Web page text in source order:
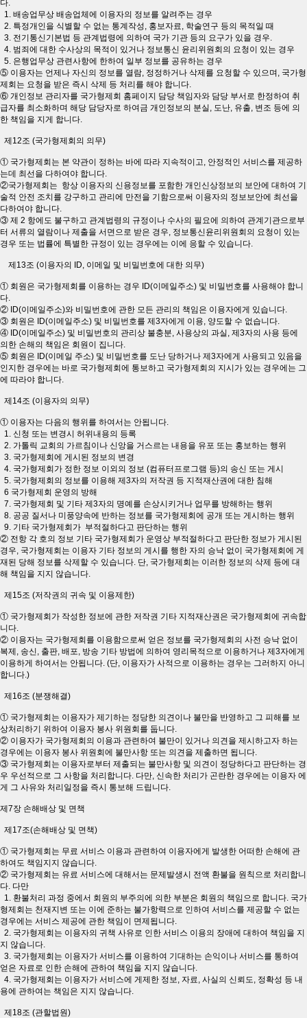
다.
1. 배송업무상 배송업체에 이용자의 정보를 알려주는 경우
2. 특정개인을 식별할 수 없는 통계작성, 홍보자료, 학술연구 등의 목적일 때
3. 전기통신기본법 등 관계법령에 의하여 국가 기관 등의 요구가 있을 경우.
4. 범죄에 대한 수사상의 목적이 있거나 정보통신 윤리위원회의 요청이 있는 경우
5. 은행업무상 관련사항에 한하여 일부 정보를 공유하는 경우
⑤ 이용자는 언제나 자신의 정보를 열람, 정정하거나 삭제를 요청할 수 있으며, 국가형
제회는 요청을 받은 즉시 삭제 등 처리를 해야 합니다.
⑥ 개인정보 관리자를 국가형제회 홈페이지 담당 책임자와 담당 부서로 한정하여 취
급자를 최소화하며 해당 담당자로 하여금 개인정보의 분실, 도난, 유출, 변조 등에 의
한 책임을 지게 합니다.
제12조 (국가형제회의 의무)
① 국가형제회는 본 약관이 정하는 바에 따라 지속적이고, 안정적인 서비스를 제공하
는데 최선을 다하여야 합니다.
②국가형제회는 항상 이용자의 신용정보를 포함한 개인신상정보의 보안에 대하여 기
술적 안전 조치를 강구하고 관리에 만전을 기함으로써 이용자의 정보보안에 최선을
다하여야 합니다.
③ 제 2 항에도 불구하고 관계법령의 규정이나 수사의 필요에 의하여 관계기관으로부
터 서류의 열람이나 제출을 서면으로 받은 경우, 정보통신윤리위원회의 요청이 있는
경우 또는 법률에 특별한 규정이 있는 경우에는 이에 응할 수 있습니다.
제13조 (이용자의 ID, 이메일 및 비밀번호에 대한 의무)
① 회원은 국가형제회를 이용하는 경우 ID(이메일주소) 및 비밀번호를 사용해야 합니
다.
② ID(이메일주소)와 비밀번호에 관한 모든 관리의 책임은 이용자에게 있습니다.
③ 회원은 ID(이메일주소) 및 비밀번호를 제3자에게 이용, 양도할 수 없습니다.
④ ID(이메일주소) 및 비밀번호의 관리상 불충분, 사용상의 과실, 제3자의 사용 등에
의한 손해의 책임은 회원이 집니다.
⑤ 회원은 ID(이메일 주소) 및 비밀번호를 도난 당하거나 제3자에게 사용되고 있음을
인지한 경우에는 바로 국가형제회에 통보하고 국가형제회의 지시가 있는 경우에는 그
에 따라야 합니다.
제14조 (이용자의 의무)
① 이용자는 다음의 행위를 하여서는 안됩니다.
1. 신청 또는 변경시 허위내용의 등록
2. 가톨릭 교회의 가르침이나 신앙을 거스르는 내용을 유포 또는 홍보하는 행위
3. 국가형제회에 게시된 정보의 변경
4. 국가형제회가 정한 정보 이외의 정보 (컴퓨터프로그램 등)의 송신 또는 게시
5. 국가형제회의 정보를 이용해 제3자의 저작권 등 지적재산권에 대한 침해
6 국가형제회 운영의 방해
7. 국가형제회 및 기타 제3자의 명예를 손상시키거나 업무를 방해하는 행위
8. 공공 질서나 미풍양속에 반하는 정보를 국가형제회에 공개 또는 게시하는 행위
9. 기타 국가형제회가 부적절하다고 판단하는 행위
② 전항 각 호의 정보 기타 국가형제회가 운영상 부적절하다고 판단한 정보가 게시된
경우, 국가형제회는 이용자 기타 정보의 게시를 행한 자의 승낙 없이 국가형제회에 게
재된 당해 정보를 삭제할 수 있습니다. 단, 국가형제회는 이러한 정보의 삭제 등에 대
해 책임을 지지 않습니다.
제15조 (저작권의 귀속 및 이용제한)
① 국가형제회가 작성한 정보에 관한 저작권 기타 지적재산권은 국가형제회에 귀속합
니다.
② 이용자는 국가형제회를 이용함으로써 얻은 정보를 국가형제회의 사전 승낙 없이
복제, 송신, 출판, 배포, 방송 기타 방법에 의하여 영리목적으로 이용하거나 제3자에게
이용하게 하여서는 안됩니다. (단, 이용자가 사적으로 이용하는 경우는 그러하지 아니
합니다.)
제16조 (분쟁해결)
① 국가형제회는 이용자가 제기하는 정당한 의견이나 불만을 반영하고 그 피해를 보
상처리하기 위하여 이용자 봉사 위원회를 둡니다.
② 이용자가 국가형제회의 이용과 관련하여 불만이 있거나 의견을 제시하고자 하는
경우에는 이용자 봉사 위원회에 불만사항 또는 의견을 제출하면 됩니다.
③ 국가형제회는 이용자로부터 제출되는 불만사항 및 의견이 정당하다고 판단하는 경
우 우선적으로 그 사항을 처리합니다. 다만, 신속한 처리가 곤란한 경우에는 이용자 에
게 그 사유와 처리일정을 즉시 통보해 드립니다.
제7장 손해배상 및 면책
제17조(손해배상 및 면책)
① 국가형제회는 무료 서비스 이용과 관련하여 이용자에게 발생한 어떠한 손해에 관
하여도 책임지지 않습니다.
② 국가형제회는 유료 서비스에 대해서는 문제발생시 전액 환불을 원칙으로 처리합니
다. 다만
1. 환불처리 과정 중에서 회원의 부주의에 의한 부분은 회원의 책임으로 합니다. 국가
형제회는 천재지변 또는 이에 준하는 불가항력으로 인하여 서비스를 제공할 수 없는
경우에는 서비스 제공에 관한 책임이 면제됩니다.
2. 국가형제회는 이용자의 귀책 사유로 인한 서비스 이용의 장애에 대하여 책임을 지
지 않습니다.
3. 국가형제회는 이용자가 서비스를 이용하여 기대하는 손익이나 서비스를 통하여
얻은 자료로 인한 손해에 관하여 책임을 지지 않습니다.
4. 국가형제회는 이용자가 서비스에 게제한 정보, 자료, 사실의 신뢰도, 정확성 등 내
용에 관하여는 책임은 지지 않습니다.
제18조 (관할법원)